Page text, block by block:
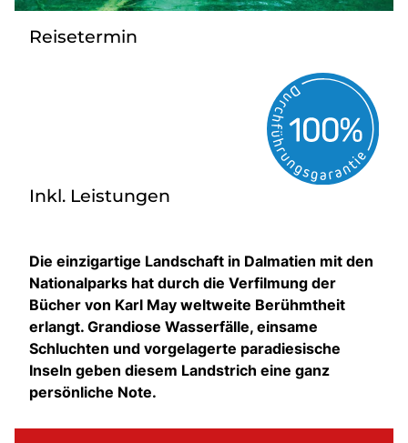
Reisetermin
Inkl. Leistungen
Die einzigartige Landschaft in Dalmatien mit den
Nationalparks hat durch die Verfilmung der
Bücher von Karl May weltweite Berühmtheit
erlangt. Grandiose Wasserfälle, einsame
Schluchten und vorgelagerte paradiesische
Inseln geben diesem Landstrich eine ganz
persönliche Note.